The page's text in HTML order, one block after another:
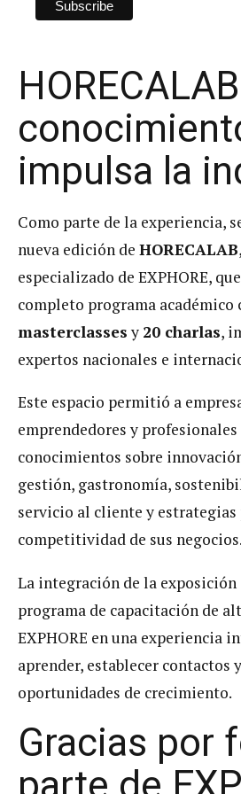
impulsa la
Como parte de la experiencia,
nueva edición de HORECALAB
especializado de EXPHORE,
completo programa académico
masterclasses y 20 charlas,
expertos nacionales e
Este espacio permitió a
emprendedores y
conocimientos sobre
gestión, gastronomía,
servicio al cliente y
competitividad de sus negocios.
La integración de la
programa de capacitación de
EXPHORE en una experiencia
aprender, establecer contactos
oportunidades de crecimiento.
Gracias por